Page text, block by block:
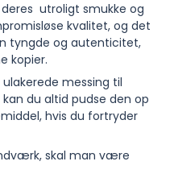
utroligt smukke og
kvalitet, og det
tyngde og autenticitet,
kopier.
messing til
du altid pudse den op
hvis du fortryder
skal man være